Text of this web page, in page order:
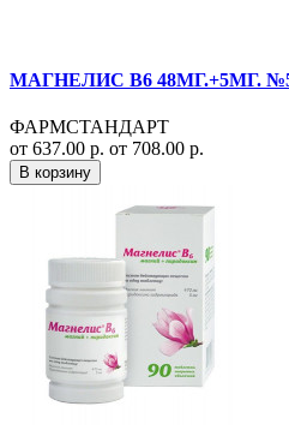
МАГНЕЛИС В6 48МГ.+5МГ.
ФАРМСТАНДАРТ
от 637.00 р. от 708.00 р.
В корзину